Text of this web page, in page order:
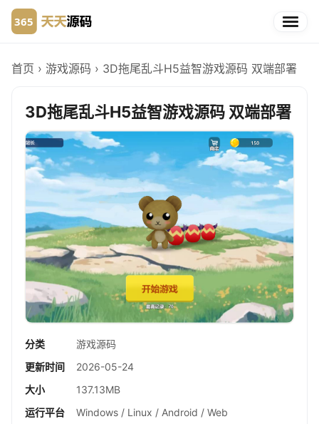
首页 › 游戏源码 › 3D拖尾乱斗H5益智游戏源码 双端部署
3D拖尾乱斗H5益智游戏源码 双端部署
分类
游戏源码
更新时间
2026-05-24
大小
137.13MB
运行平台
Windows / Linux / Android / Web